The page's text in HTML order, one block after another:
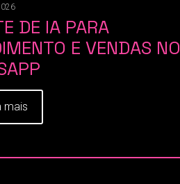
DE IA PARA
E VENDAS NO
mais